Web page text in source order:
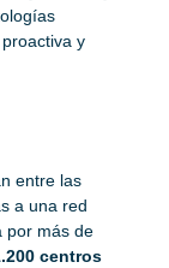
y
entre las
a una red
por más de
centros